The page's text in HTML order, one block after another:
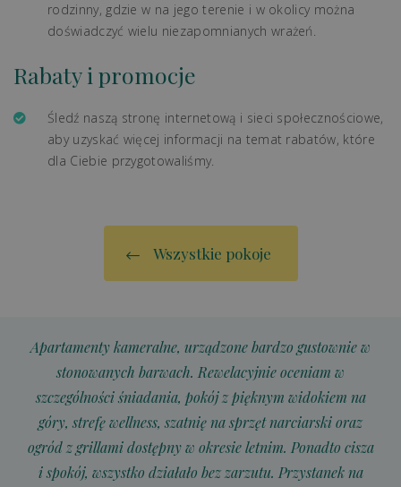
rodzinny, gdzie w na jego terenie i w okolicy można
doświadczyć wielu niezapomnianych wrażeń.
Rabaty i promocje
Śledź naszą stronę internetową i sieci społecznościowe,
aby uzyskać więcej informacji na temat rabatów, które
dla Ciebie przygotowaliśmy.
Wszystkie pokoje
Apartamenty kameralne, urządzone bardzo gustownie w
stonowanych barwach. Rewelacyjnie oceniam w
szczególności śniadania, pokój z pięknym widokiem na
góry, strefę wellness, szatnię na sprzęt narciarski oraz
ogród z grillami dostępny w okresie letnim. Ponadto cisza
i spokój, wszystko działało bez zarzutu. Przystanek na